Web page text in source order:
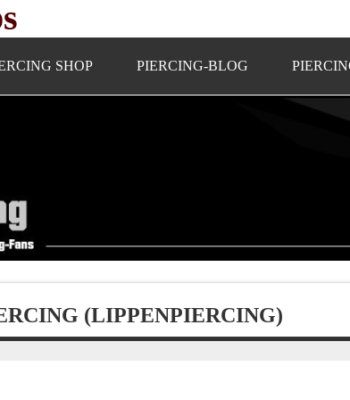
SHOP PIERCING-BLOG
(LIPPENPIERCING)